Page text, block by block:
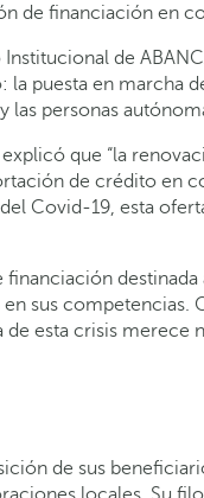
de financiación en
de
puesta en
las personas
que “la
de crédito en
Covid-19, esta
sus
esta crisis merece
de sus